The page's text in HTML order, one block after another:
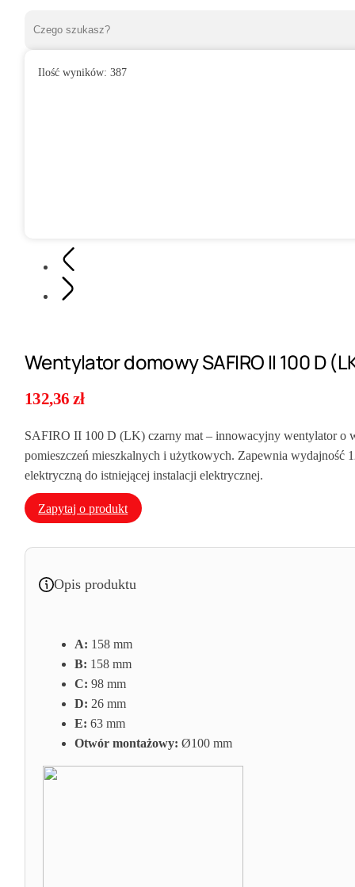
Ilość wyników:387
Wentylator domowy SAFIRO II 100 D
132,36zł
SAFIRO II 100 D (LK) czarny mat – innowacyjny wentylator o
pomieszczeń mieszkalnych i użytkowych. Zapewnia wydajność
elektryczną do istniejącej instalacji elektrycznej.
Zapytaj o produkt
Opis produktu
A: 158 mm
B: 158 mm
C: 98 mm
D: 26 mm
E: 63 mm
Otwór montażowy: Ø100 mm